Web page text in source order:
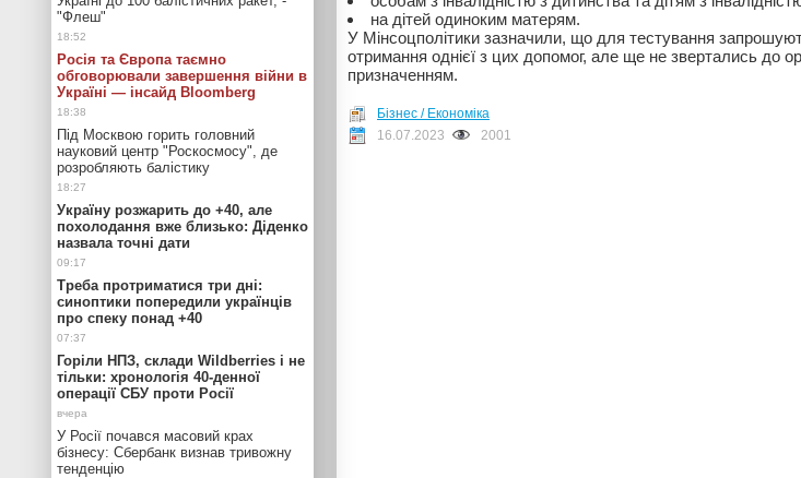
на дітей одиноким матерям.
У Мінсоцполітики зазначили, що для тестування
отримання однієї з цих допомог, але ще не звертались до
призначенням.
Бізнес / Економіка
16.07.2023
2001
"Флеш"
Росія та Європа таємно
обговорювали завершення війни в
Україні — інсайд Bloomberg
Під Москвою горить головний
науковий центр "Роскосмосу", де
розробляють балістику
Україну розжарить до +40, але
похолодання вже близько: Діденко
назвала точні дати
Треба протриматися три дні:
синоптики попередили українців
про спеку понад +40
Горіли НПЗ, склади Wildberries і не
тільки: хронологія 40-денної
операції СБУ проти Росії
У Росії почався масовий крах
бізнесу: Сбербанк визнав тривожну
тенденцію